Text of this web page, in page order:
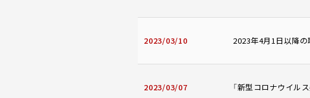
2023/03/10 2023年4月1日以降の
2023/03/07 「新型コロナウイル